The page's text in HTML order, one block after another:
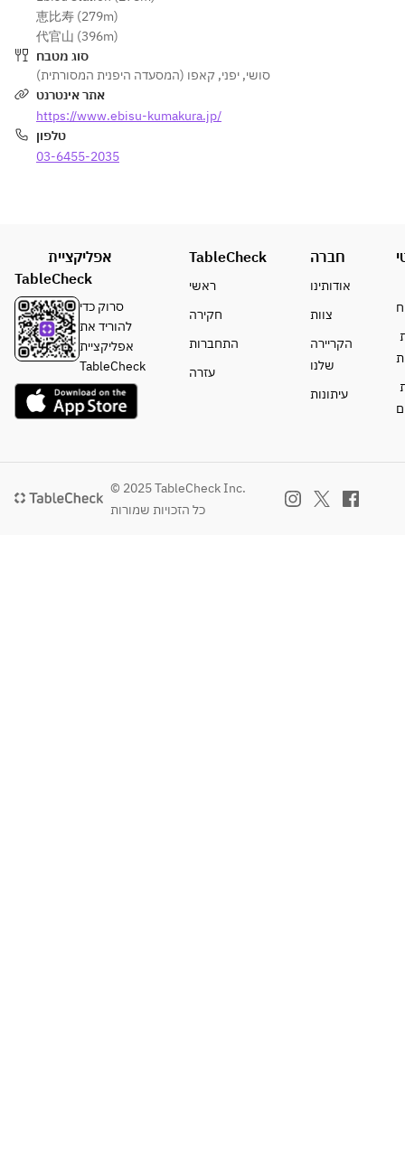
恵比寿 (279m)
代官山 (396m)
סוג מטבח
סושי, יפני, קאפו (המסעדה היפנית המסורתית)
אתר אינטרנט
https://www.ebisu-kumakura.jp/
טלפון
03-6455-2035
אפליקציית
TableCheck
סרוק כדי
להוריד את
אפליקציית
TableCheck
TableCheck
ראשי
חקירה
התחברות
עזרה
חברה
אודותינו
צוות
הקריירה
שלנו
עיתונות
© 2025 TableCheck Inc.
כל הזכויות שמורות